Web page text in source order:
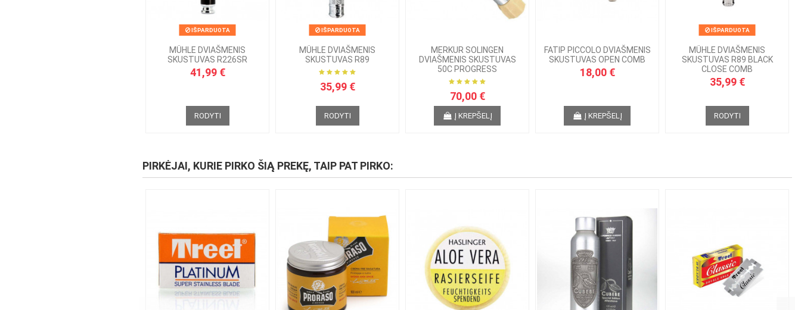
IŠPARDUOTA
MÜHLE DVIAŠMENIS
SKUSTUVAS R226SR
41,99 €
RODYTI
IŠPARDUOTA
MÜHLE DVIAŠMENIS
SKUSTUVAS R89
35,99 €
RODYTI
MERKUR SOLINGEN
DVIAŠMENIS SKUSTUVAS
50C PROGRESS
70,00 €
Į KREPŠELĮ
FATIP PICCOLO DVIAŠMENIS
SKUSTUVAS OPEN COMB
18,00 €
Į KREPŠELĮ
IŠPARDUOTA
MÜHLE DVIAŠMENIS
SKUSTUVAS R89 BLACK
CLOSE COMB
35,99 €
RODYTI
PIRKĖJAI, KURIE PIRKO ŠIĄ PREKĘ, TAIP PAT PIRKO: